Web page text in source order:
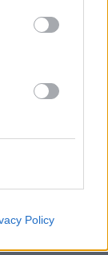
Policy
πινελιά σε
διάκοσμο
την
τοπική μας